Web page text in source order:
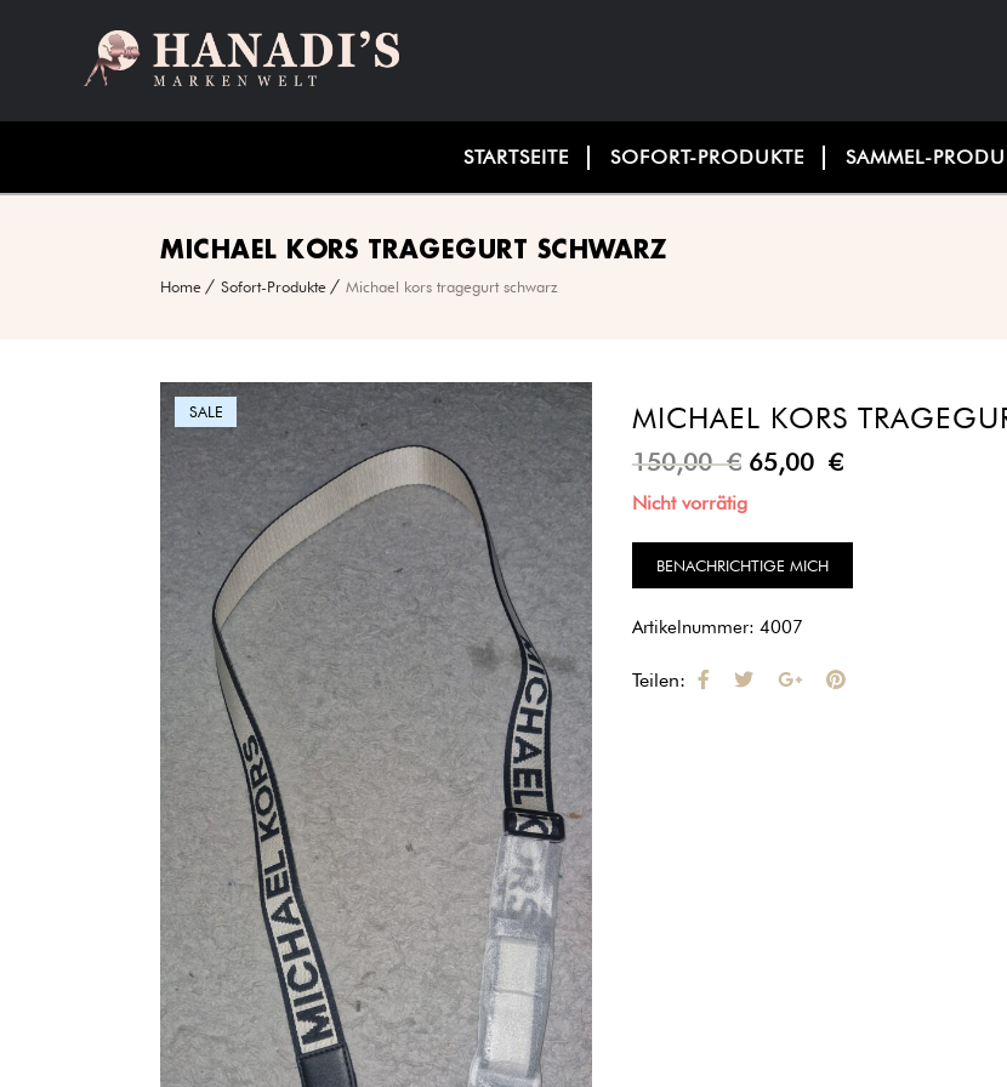
STARTSEITE SOFORT-PRODUKTE SAMMEL-
MICHAEL KORS TRAGEGURT SCHWARZ
Home Sofort-Produkte Michael kors tragegurt schwarz
SALE MICHAEL KORS
150,00€ 65,00 €
Nicht vorrätig
Artikelnummer: 4007
Teilen: